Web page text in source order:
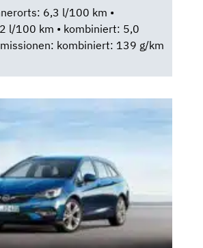
6,3 l/100 km •
l/100 km • kombiniert: 5,0
kombiniert: 139 g/km